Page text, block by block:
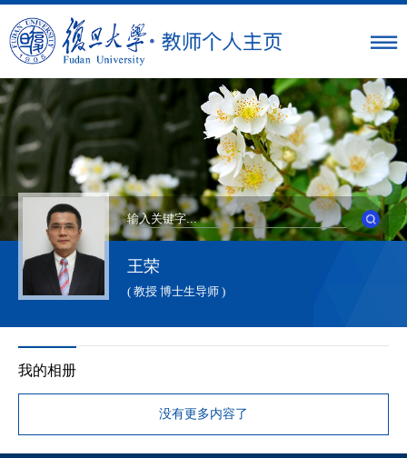
王荣
( 教授 博士生导师 )
我的相册
没有更多内容了